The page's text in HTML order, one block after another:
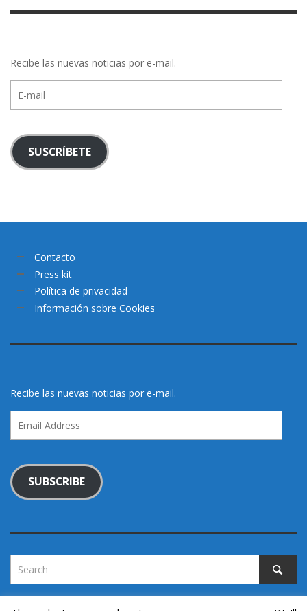
Recibe las nuevas noticias por e-mail.
mail
SUSCRÍBETE
Contacto
Press kit
Política de privacidad
Información sobre Cookies
Recibe las nuevas noticias por e-mail.
Address
SUBSCRIBE